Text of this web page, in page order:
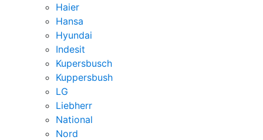
Haier
Hansa
Hyundai
Indesit
Kupersbusch
Kuppersbush
LG
Liebherr
National
Nord